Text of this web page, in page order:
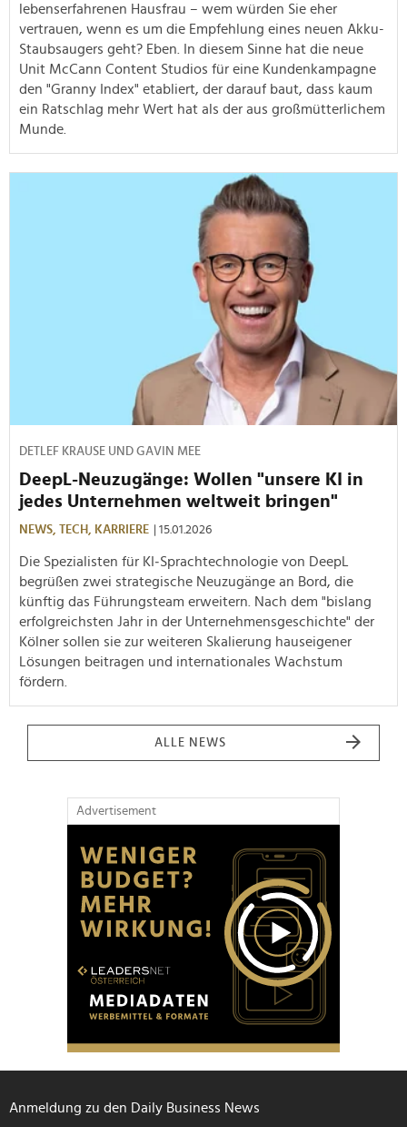
lebenserfahrenen Hausfrau – wem würden Sie eher
vertrauen, wenn es um die Empfehlung eines neuen Akku-
Staubsaugers geht? Eben. In diesem Sinne hat die neue
Unit McCann Content Studios für eine Kundenkampagne
den "Granny Index" etabliert, der darauf baut, dass kaum
ein Ratschlag mehr Wert hat als der aus großmütterlichem
Munde.
DETLEF KRAUSE UND GAVIN MEE
DeepL-Neuzugänge: Wollen "unsere KI in
jedes Unternehmen weltweit bringen"
NEWS, TECH, KARRIERE | 15.01.2026
Die Spezialisten für KI‑Sprachtechnologie von DeepL
begrüßen zwei strategische Neuzugänge an Bord, die
künftig das Führungsteam erweitern. Nach dem "bislang
erfolgreichsten Jahr in der Unternehmensgeschichte" der
Kölner sollen sie zur weiteren Skalierung hauseigener
Lösungen beitragen und internationales Wachstum
fördern.
ALLE NEWS
Advertisement
Anmeldung zu den Daily Business News